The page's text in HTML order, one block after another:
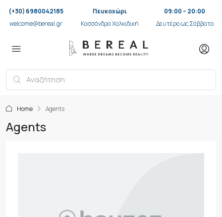
(+30) 6980042185
welcome@bereal.gr
Πευκοχώρι
Κασσάνδρα Χαλκιδική
09:00 – 20:00
Δευτέρα ως Σάββατο
Home Agents
Agents